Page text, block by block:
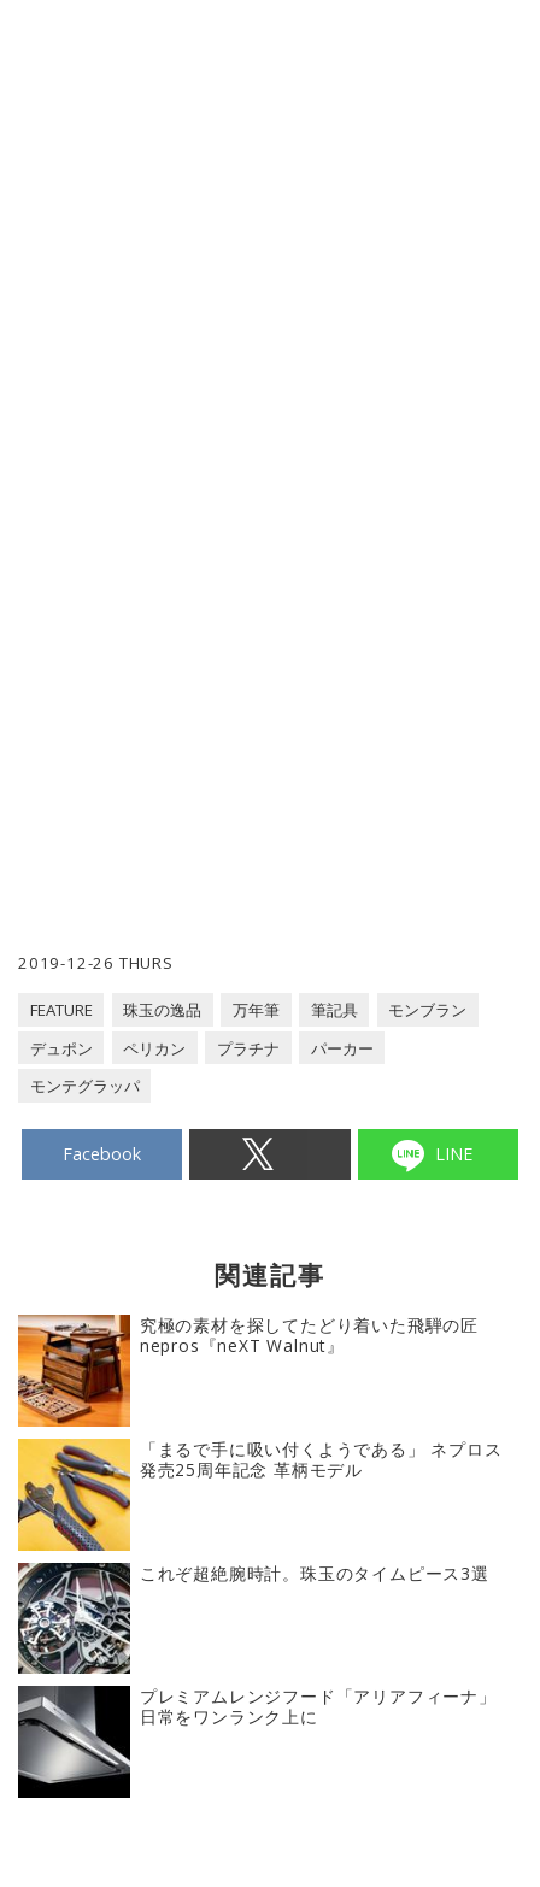
2019-12-26 THURS
FEATURE 珠玉の逸品 万年筆 筆記具
モンブラン
デュポン
ペリカン プラチナ
パーカー
モンテグラッパ
Facebook LINE
関連記事
究極の素材を探してたどり着いた飛騨の匠
nepros『neXT Walnut』
「まるで手に吸い付くようである」 ネプロス
発売25周年記念 革柄モデル
これぞ超絶腕時計。珠玉のタイムピース3選
プレミアムレンジフード「アリアフィーナ」
日常をワンランク上に